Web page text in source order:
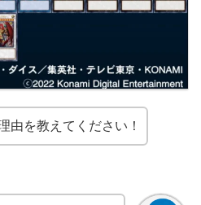
由を教えてください！